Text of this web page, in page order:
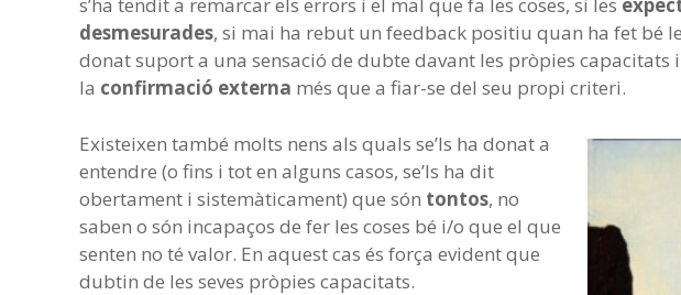
s’ha tendit a remarcar els errors i el mal que fa les coses, si les
desmesurades, si mai ha rebut un feedback positiu quan ha fet bé
donat suport a una sensació de dubte davant les pròpies capacitats
la confirmació externa més que a fiar-se del seu propi criteri.
Existeixen també molts nens als quals se’ls ha donat a
entendre (o fins i tot en alguns casos, se’ls ha dit
obertament i sistemàticament) que són tontos, no
saben o són incapaços de fer les coses bé i/o que el que
senten no té valor. En aquest cas és força evident que
dubtin de les seves pròpies capacitats.